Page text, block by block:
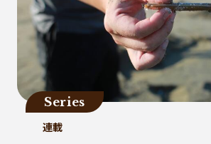
プラスチックゴミ削減
環境印刷
GPマーク
ビーチクリーン
かが
微生物
脱プラ 四国
地産地消
害獣
サ
Series
連載